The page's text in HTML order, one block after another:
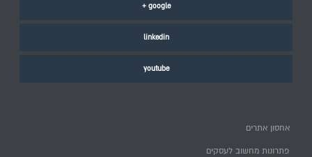
google +
linkedin
youtube
אחסון אתרים
פתרונות מחשוב לעסקים